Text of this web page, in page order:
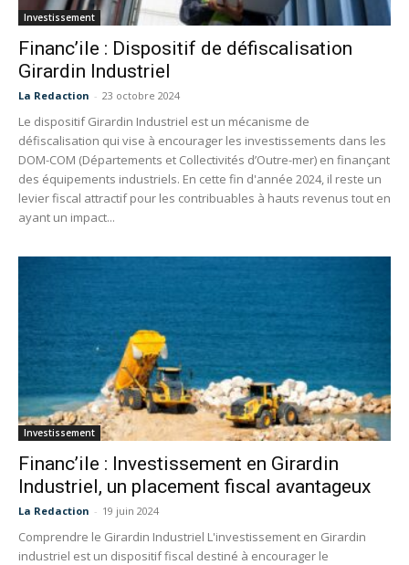
Investissement
Financ’ile : Dispositif de défiscalisation
Girardin Industriel
La Redaction - 23 octobre 2024
Le dispositif Girardin Industriel est un mécanisme de
défiscalisation qui vise à encourager les investissements dans les
DOM-COM (Départements et Collectivités d’Outre-mer) en finançant
des équipements industriels. En cette fin d'année 2024, il reste un
levier fiscal attractif pour les contribuables à hauts revenus tout en
ayant un impact...
Investissement
Financ’ile : Investissement en Girardin
Industriel, un placement fiscal avantageux
La Redaction - 19 juin 2024
Comprendre le Girardin Industriel L'investissement en Girardin
industriel est un dispositif fiscal destiné à encourager le